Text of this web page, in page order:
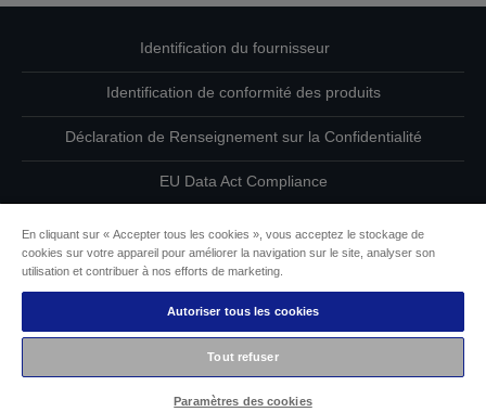
Identification du fournisseur
Identification de conformité des produits
Déclaration de Renseignement sur la Confidentialité
EU Data Act Compliance
Informations sur les cookies
L’engagement d’Epson pour l’accessibilité
Copyright © 2026 Seiko Epson
En cliquant sur « Accepter tous les cookies », vous acceptez le stockage de
cookies sur votre appareil pour améliorer la navigation sur le site, analyser son
utilisation et contribuer à nos efforts de marketing.
Autoriser tous les cookies
Tout refuser
Paramètres des cookies